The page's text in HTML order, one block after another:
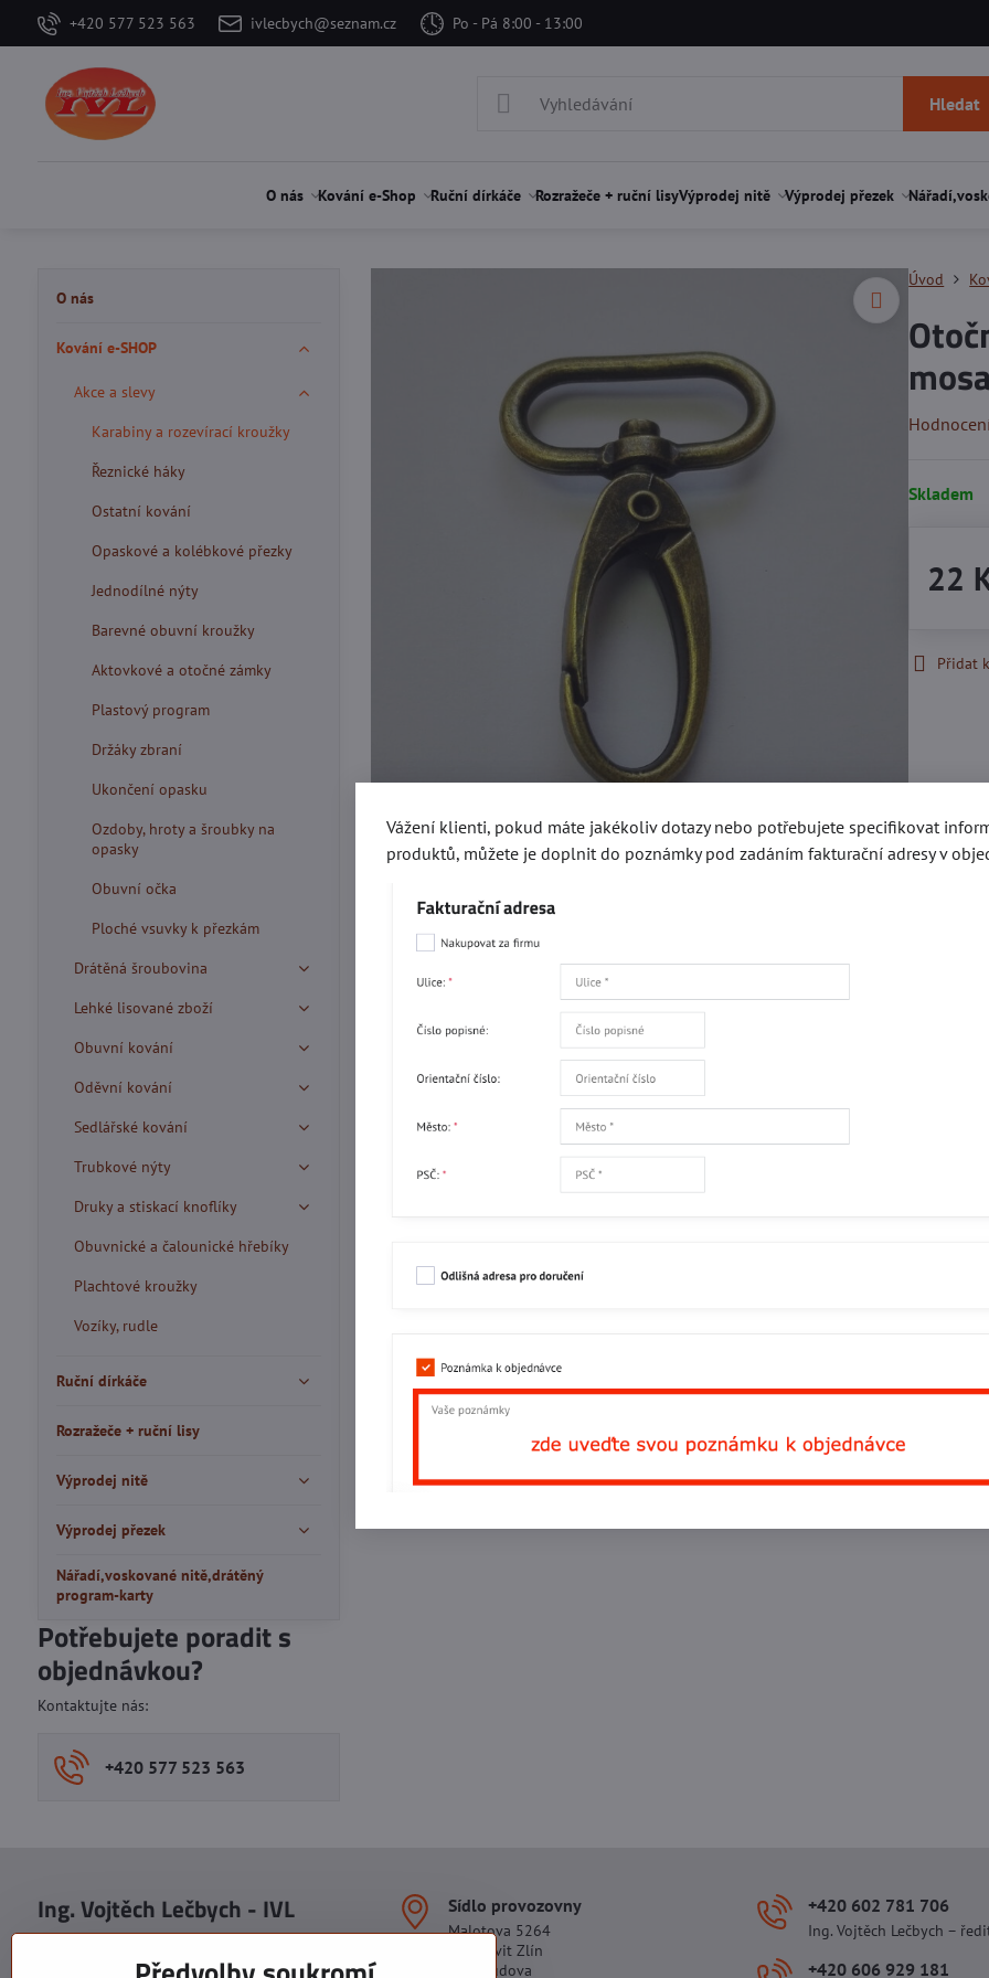
+420 577 523 563 ivlecbych@seznam.cz Po - Pá 8:00 - 13:00
Hledat
O nás Kování e-Shop Ruční dírkáče Rozražeče + ruční lisyVýprodej nitě Výprodej přezek
Úvod
Skladem
22
Přidat
O nás
Kování e-SHOP
Akce a slevy
Karabiny a rozevírací kroužky
Řeznické háky
Ostatní kování
Opaskové a kolébkové přezky
Jednodílné nýty
Barevné obuvní kroužky
Aktovkové a otočné zámky
Plastový program
Držáky zbraní
Ukončení opasku
Ozdoby, hroty a šroubky na
opasky
Obuvní očka
Ploché vsuvky k přezkám
Drátěná šroubovina
Lehké lisované zboží
Obuvní kování
Oděvní kování
Sedlářské kování
Trubkové nýty
Druky a stiskací knoflíky
Obuvnické a čalounické hřebíky
Plachtové kroužky
Vozíky, rudle
Ruční dírkáče
Rozražeče + ruční lisy
Výprodej nitě
Výprodej přezek
Nářadí,voskované nitě,drátěný
program-karty
Potřebujete poradit s
objednávkou?
Kontaktujte nás:
+420 577 523 563
Ing. Vojtěch Lečbych - IVL
DIČ: CZ5602130809
Sídlo provozovny
Malotova 5264
Areál Svit Zlín
113. budova
+420 602 781 706
Ing. Vojtěch Lečbych –
+420 606 929 181
Vážení klienti, pokud máte jakékoliv dotazy nebo potřebujete specifikovat
produktů, můžete je doplnit do poznámky pod zadáním fakturační adresy v